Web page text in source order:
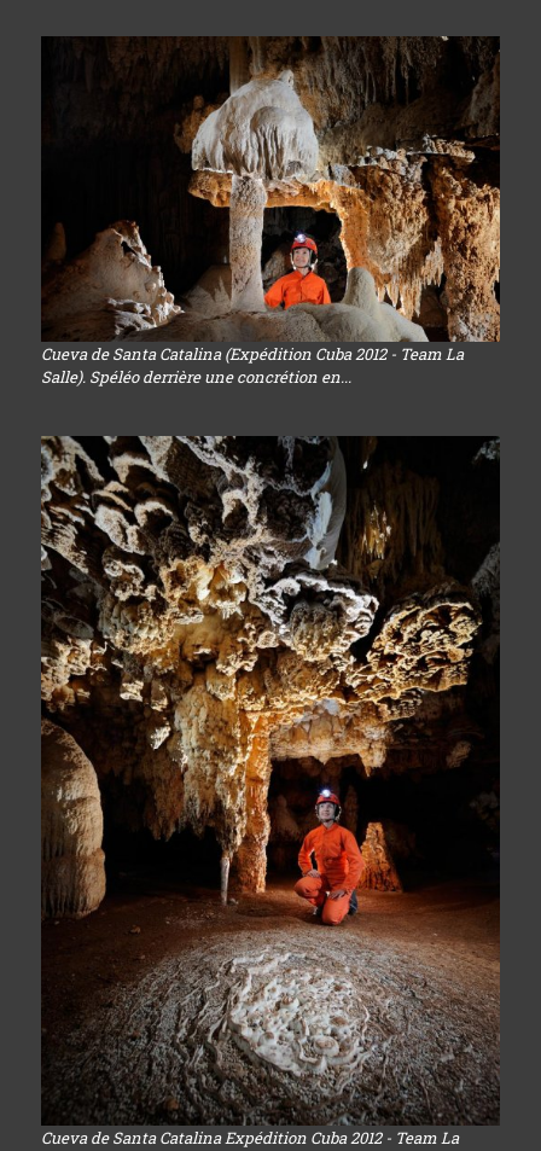
Cueva de Santa Catalina (Expédition Cuba 2012 - Team La
Salle). Spéléo derrière une concrétion en...
Cueva de Santa Catalina Expédition Cuba 2012 - Team La